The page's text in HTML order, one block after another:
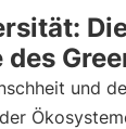
und